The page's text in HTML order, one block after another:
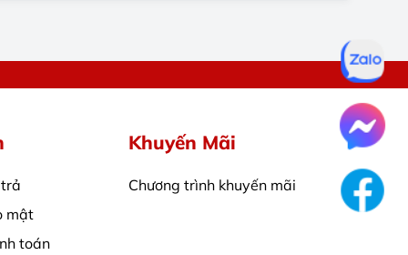
mật
toán
Khuyến Mãi
Chương trình khuyến mãi